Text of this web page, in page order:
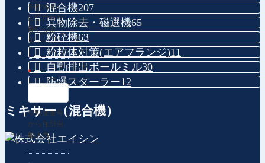
※姓名間に
は空白をお
願いしま
す。
*〒
※郵便番号
から住所自
動入力
混合機207
異物除去・磁選機65
粉砕機63
粉粒体対策(エアフランジ)11
自動排出ボールミル30
防爆スターラー12
ミキサー（混合機）